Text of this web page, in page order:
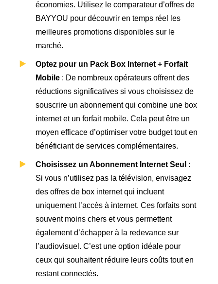
économies. Utilisez le comparateur d’offres de
BAYYOU pour découvrir en temps réel les
meilleures promotions disponibles sur le
marché.
Optez pour un Pack Box Internet + Forfait
Mobile: De nombreux opérateurs offrent des
réductions significatives si vous choisissez de
souscrire un abonnement qui combine une box
internet et un forfait mobile. Cela peut être un
moyen efficace d’optimiser votre budget tout en
bénéficiant de services complémentaires.
Choisissez un Abonnement Internet Seul :
Si vous n’utilisez pas la télévision, envisagez
des offres de box internet qui incluent
uniquement l’accès à internet. Ces forfaits sont
souvent moins chers et vous permettent
également d’échapper à la redevance sur
l’audiovisuel. C’est une option idéale pour
ceux qui souhaitent réduire leurs coûts tout en
restant connectés.